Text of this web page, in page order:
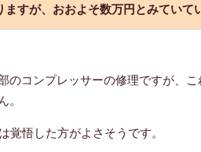
ますが、おおよそ数万円とみていて
のコンプレッサーの修理ですが、
。
覚悟した方がよさそうです。